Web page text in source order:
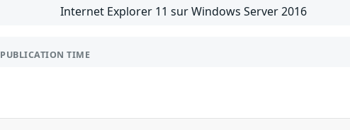
Internet Explorer 11 sur Windows Server 2016
PUBLICATION TIME